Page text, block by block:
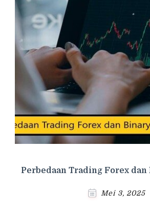
Perbedaan Trading Forex
Mei 3, 2025